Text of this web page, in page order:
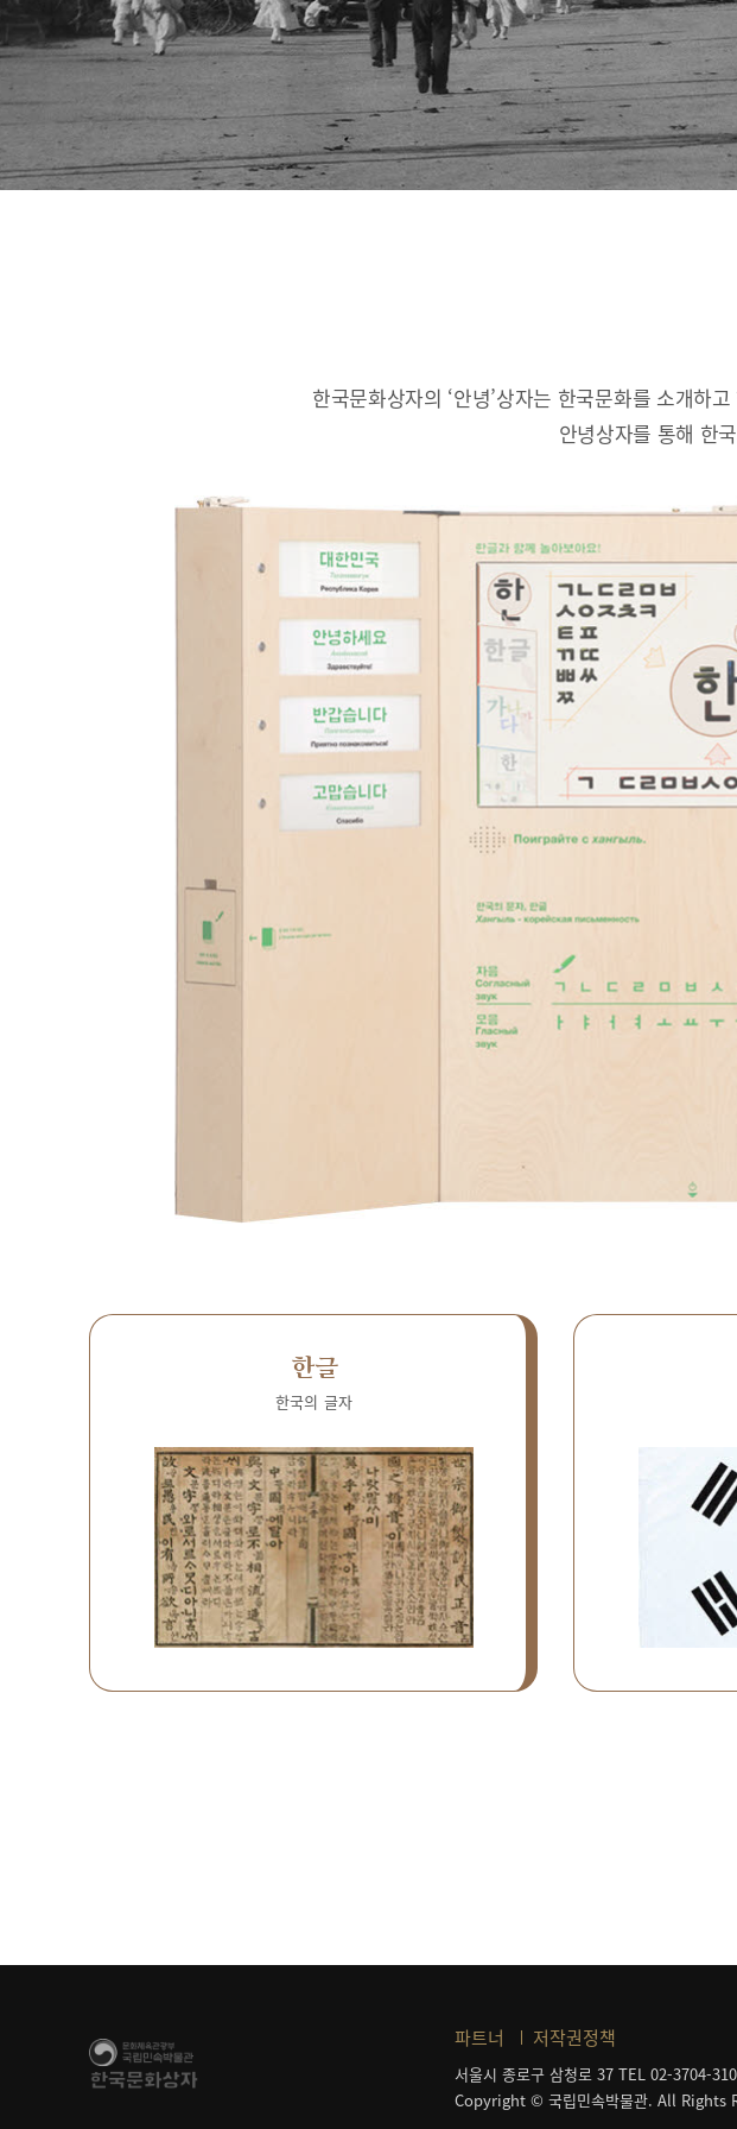
한국문화상자의 ‘안녕’상자는 한국문화를 소개하
안녕상자를 통해 한
한글
한국의 글자
파트너 저작권정책
서울시 종로구 삼청로 37 TEL 02-3704-
Copyright © 국립민속박물관. All Rights